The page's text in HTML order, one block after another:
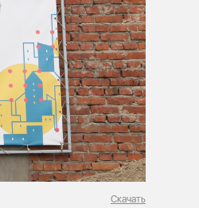
Скачать